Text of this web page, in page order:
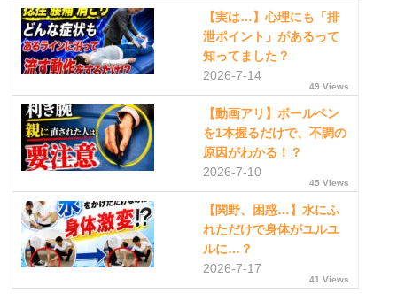
【実は…】心理にも「排
泄ポイント」があるって
知ってました？
2026-7-14
49 Views
【動画アリ】ボールペン
を1本握るだけで、不調の
原因がわかる！？
2026-7-10
45 Views
【関野、困惑…】水にふ
れただけで身体がユルユ
ルに…？
2026-7-17
41 Views